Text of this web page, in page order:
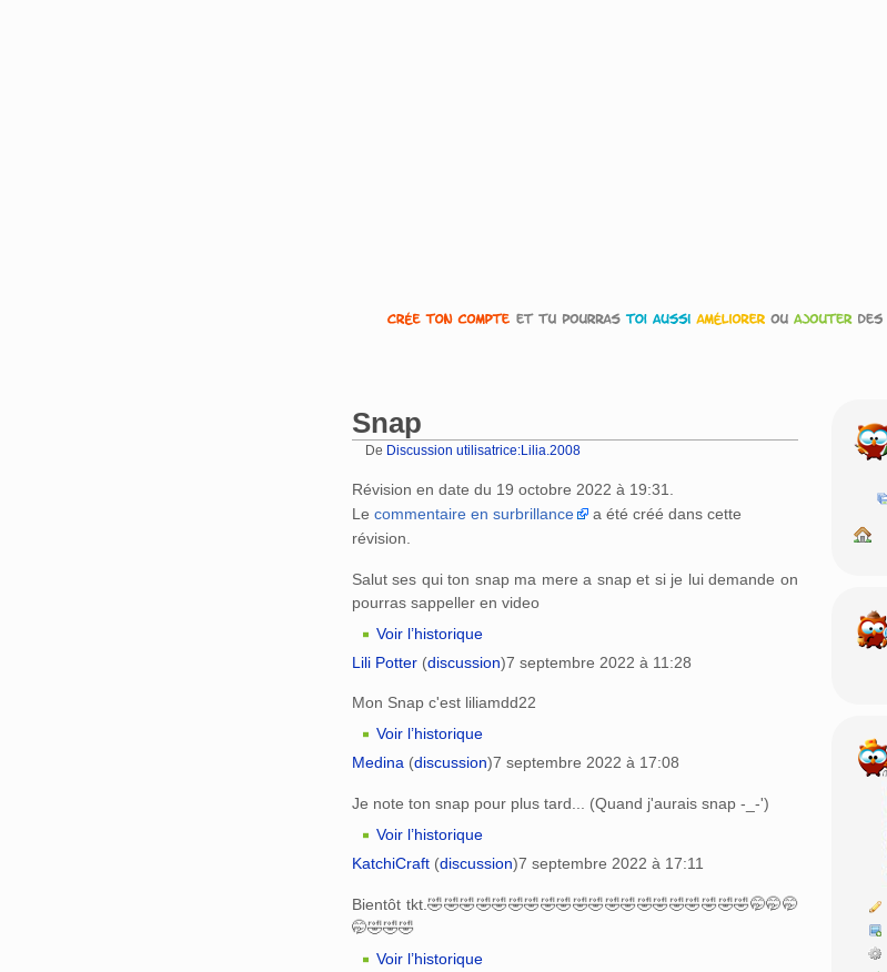
Snap
De Discussion utilisatrice:Lilia.2008
Révision en date du 19 octobre 2022 à 19:31.
Le commentaire en surbrillance
a été créé dans cette
révision.
Salut ses qui ton snap ma mere a snap et si je lui demande on
pourras sappeller en video
Voir l’historique
Lili Potter (discussion)7 septembre 2022 à 11:28
Mon Snap c'est liliamdd22
Voir l’historique
Medina (discussion)7 septembre 2022 à 17:08
Je note ton snap pour plus tard... (Quand j'aurais snap -_-')
Voir l’historique
KatchiCraft (discussion)7 septembre 2022 à 17:11
Bientôt tkt.🤣🤣🤣🤣🤣🤣🤣🤣🤣🤣🤣🤣🤣🤣🤣🤣🤣🤣🤣🤣🤭🤭🤭
🤭🤣🤣🤣
Voir l’historique